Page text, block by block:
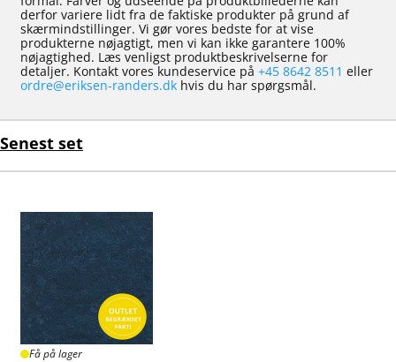
derfor variere lidt fra de faktiske produkter på grund af
skærmindstillinger. Vi gør vores bedste for at vise
produkterne nøjagtigt, men vi kan ikke garantere 100%
nøjagtighed. Læs venligst produktbeskrivelserne for
detaljer. Kontakt vores kundeservice på +45 8642 8511 eller
ordre@eriksen-randers.dk hvis du har spørgsmål.
Senest set
Få på lager